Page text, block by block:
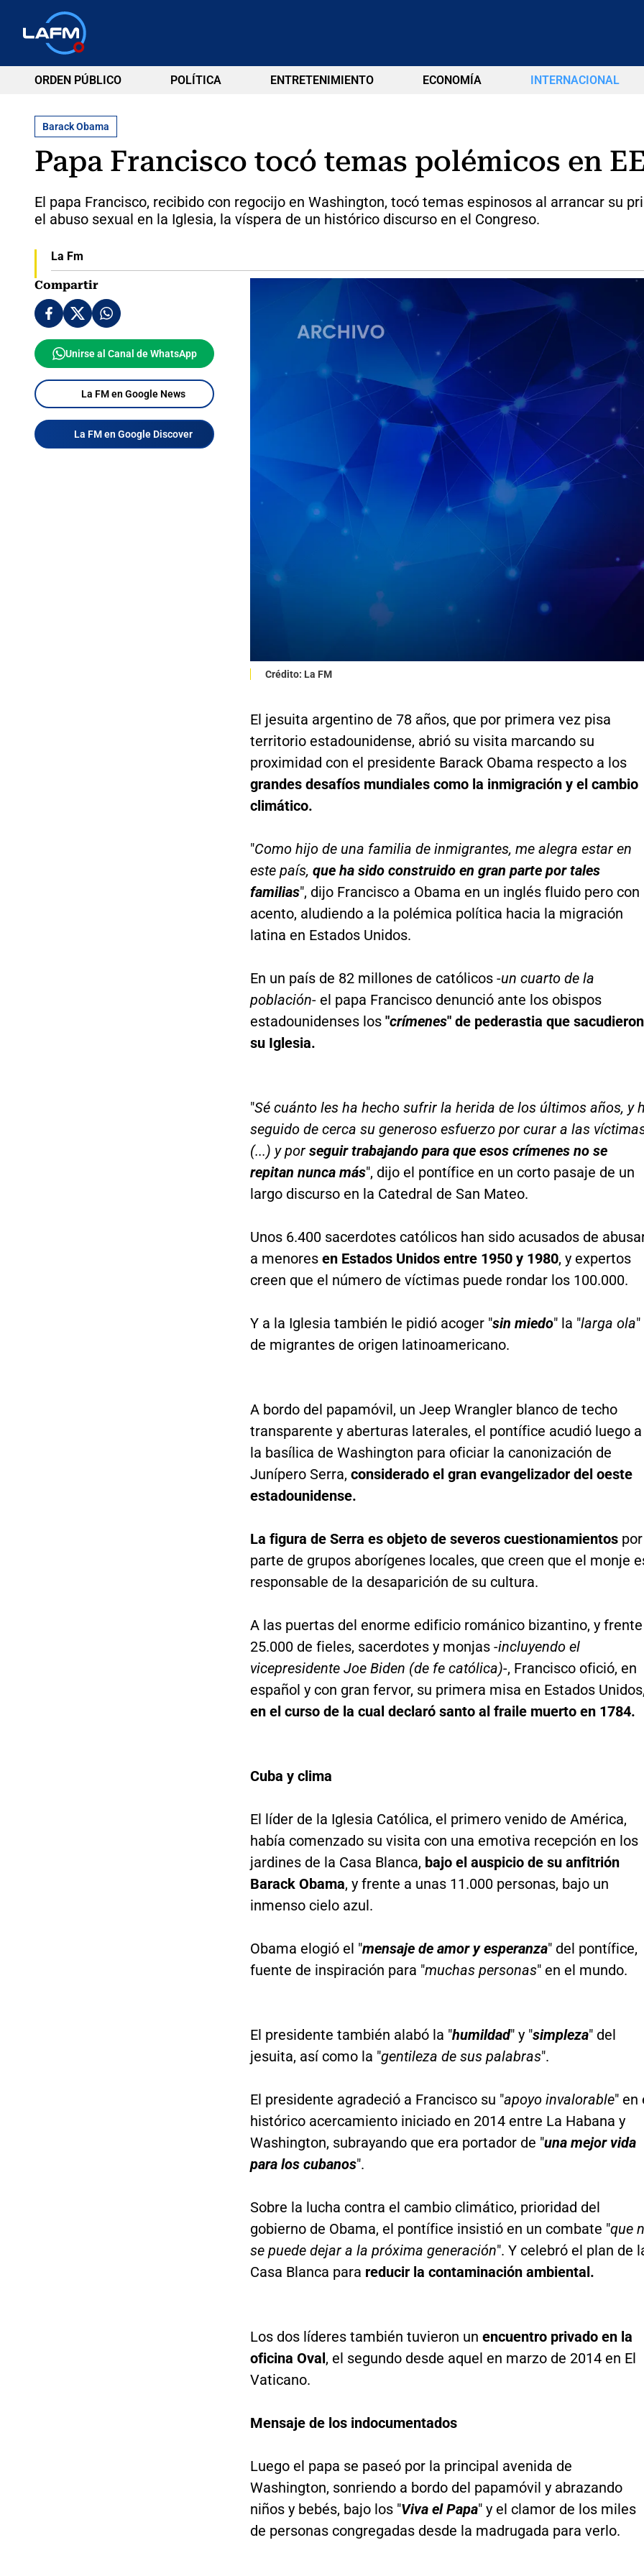
ORDEN PÚBLICO POLÍTICA ENTRETENIMIENTO ECONOMÍA INTERNACIONAL
Barack Obama
Papa Francisco tocó temas polémicos en
El papa Francisco, recibido con regocijo en Washington, tocó temas espinosos al arrancar su
el abuso sexual en la Iglesia, la víspera de un histórico discurso en el Congreso.
La Fm
Compartir
Unirse al Canal de WhatsApp
La FM en Google News
La FM en Google Discover
Crédito: La FM
El jesuita argentino de 78 años, que por primera vez pisa
territorio estadounidense, abrió su visita marcando su
proximidad con el presidente Barack Obama respecto a los
grandes desafíos mundiales como la inmigración y el cambio
climático.
"Como hijo de una familia de inmigrantes, me alegra estar en
este país, que ha sido construido en gran parte por tales
familias", dijo Francisco a Obama en un inglés fluido pero con
acento, aludiendo a la polémica política hacia la migración
latina en Estados Unidos.
En un país de 82 millones de católicos -un cuarto de la
población- el papa Francisco denunció ante los obispos
estadounidenses los "crímenes" de pederastia que sacudieron
su Iglesia.
"Sé cuánto les ha hecho sufrir la herida de los últimos años, y
seguido de cerca su generoso esfuerzo por curar a las
(...) y por seguir trabajando para que esos crímenes no se
repitan nunca más", dijo el pontífice en un corto pasaje de un
largo discurso en la Catedral de San Mateo.
Unos 6.400 sacerdotes católicos han sido acusados de
a menores en Estados Unidos entre 1950 y 1980, y expertos
creen que el número de víctimas puede rondar los 100.000.
Y a la Iglesia también le pidió acoger "sin miedo" la "larga ola"
de migrantes de origen latinoamericano.
A bordo del papamóvil, un Jeep Wrangler blanco de techo
transparente y aberturas laterales, el pontífice acudió luego a
la basílica de Washington para oficiar la canonización de
Junípero Serra, considerado el gran evangelizador del oeste
estadounidense.
La figura de Serra es objeto de severos cuestionamientospor
parte de grupos aborígenes locales, que creen que el monje
responsable de la desaparición de su cultura.
A las puertas del enorme edificio románico bizantino, y
25.000 de fieles, sacerdotes y monjas -incluyendo el
vicepresidente Joe Biden (de fe católica)-, Francisco ofició, en
español y con gran fervor, su primera misa en Estados
en el curso de la cual declaró santo al fraile muerto en 1784.
Cuba y clima
El líder de la Iglesia Católica, el primero venido de América,
había comenzado su visita con una emotiva recepción en los
jardines de la Casa Blanca, bajo el auspicio de su anfitrión
Barack Obama, y frente a unas 11.000 personas, bajo un
inmenso cielo azul.
Obama elogió el "mensaje de amor y esperanza" del pontífice,
fuente de inspiración para "muchas personas" en el mundo.
El presidente también alabó la "humildad" y "simpleza" del
jesuita, así como la "gentileza de sus palabras".
El presidente agradeció a Francisco su "apoyo invalorable" en
histórico acercamiento iniciado en 2014 entre La Habana y
Washington, subrayando que era portador de "una mejor vida
para los cubanos".
Sobre la lucha contra el cambio climático, prioridad del
gobierno de Obama, el pontífice insistió en un combate "que
se puede dejar a la próxima generación". Y celebró el plan de
Casa Blanca para reducir la contaminación ambiental.
Los dos líderes también tuvieron un encuentro privado en la
oficina Oval, el segundo desde aquel en marzo de 2014 en El
Vaticano.
Mensaje de los indocumentados
Luego el papa se paseó por la principal avenida de
Washington, sonriendo a bordo del papamóvil y abrazando
niños y bebés, bajo los "Viva el Papa" y el clamor de los miles
de personas congregadas desde la madrugada para verlo.